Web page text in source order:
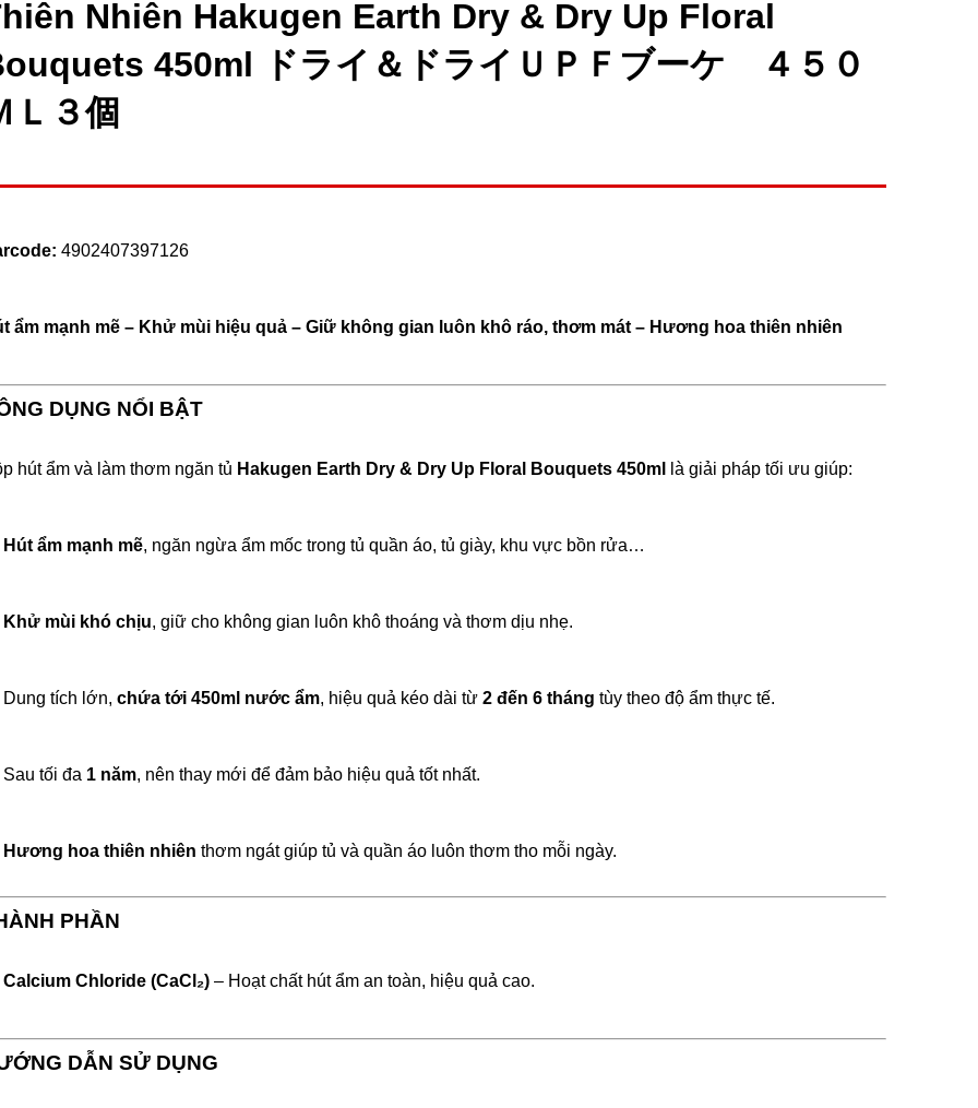
Nhiên Hakugen Earth Dry & Dry Up Floral
450ml ドライ＆ドライＵＰＦブーケ ４５０
Ｌ３個
4902407397126
ẩm mạnh mẽ – Khử mùi hiệu quả – Giữ không gian luôn khô ráo, thơm mát – Hương hoa thiên nhiên
DỤNG NỔI BẬT
hút ẩm và làm thơm ngăn tủ Hakugen Earth Dry & Dry Up Floral Bouquets 450ml là giải pháp tối ưu giúp:
Hút ẩm mạnh mẽ, ngăn ngừa ẩm mốc trong tủ quần áo, tủ giày, khu vực bồn rửa…
Khử mùi khó chịu, giữ cho không gian luôn khô thoáng và thơm dịu nhẹ.
Dung tích lớn, chứa tới 450ml nước ẩm, hiệu quả kéo dài từ 2 đến 6 tháng tùy theo độ ẩm thực tế.
Sau tối đa 1 năm, nên thay mới để đảm bảo hiệu quả tốt nhất.
Hương hoa thiên nhiên thơm ngát giúp tủ và quần áo luôn thơm tho mỗi ngày.
PHẦN
Calcium Chloride (CaCl₂)– Hoạt chất hút ẩm an toàn, hiệu quả cao.
DẪN SỬ DỤNG